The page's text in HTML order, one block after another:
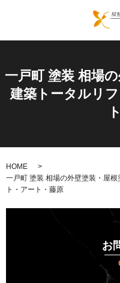
一戸町 塗装 相場
建築トータルリ
HOME
一戸町 塗装 相場の外壁塗装・屋
ト・アート・藤原
お